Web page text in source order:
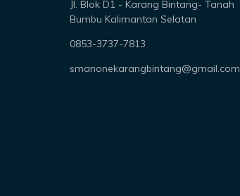
Jl. Blok D1 - Karang Bintang- Tanah
Bumbu Kalimantan Selatan
0853-3737-7813
smanonekarangbintang@gmail.com